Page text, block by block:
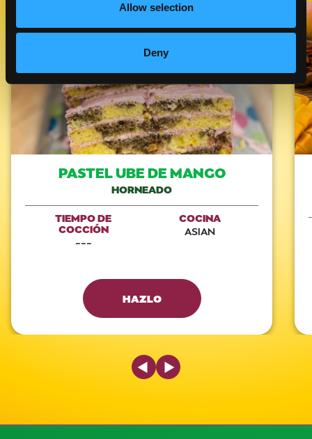
Allow selection
Deny
PASTEL UBE DE MANGO
HORNEADO
TIEMPO DE
COCCIÓN
---
COCINA
ASIAN
HAZLO
Previous Slide
Next Slide